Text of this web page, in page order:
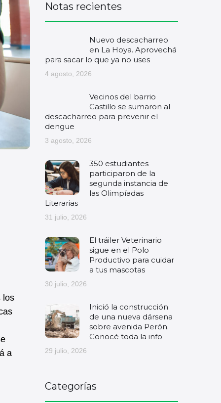
los
a
Notas recientes
Nuevo descacharreo
en La Hoya. Aprovechá
para sacar lo que ya no uses
4 agosto, 2026
Vecinos del barrio
Castillo se sumaron al
descacharreo para prevenir el
dengue
3 agosto, 2026
350 estudiantes
participaron de la
segunda instancia de
las Olimpíadas
Literarias
31 julio, 2026
El tráiler Veterinario
sigue en el Polo
Productivo para cuidar
a tus mascotas
30 julio, 2026
Inició la construcción
de una nueva dársena
sobre avenida Perón.
Conocé toda la info
29 julio, 2026
Categorías